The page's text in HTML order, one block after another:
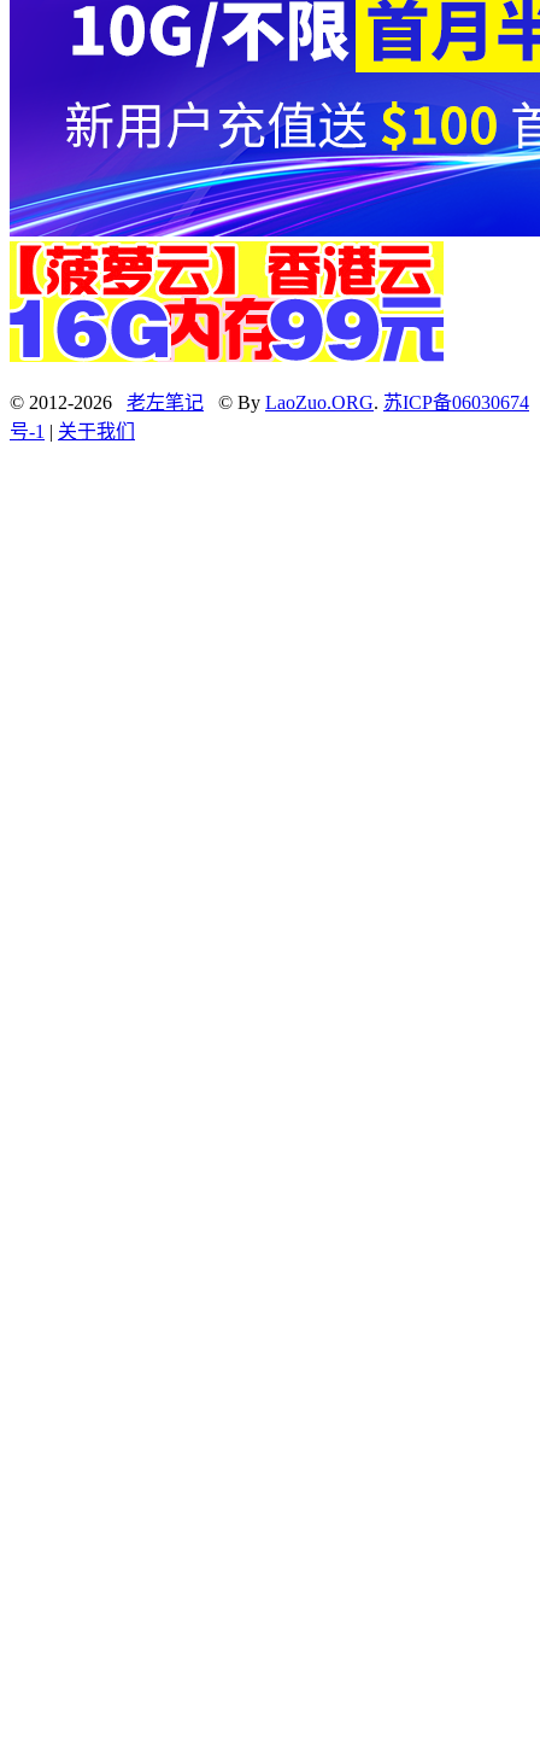
© 2012-2026 老左笔记 © By LaoZuo.ORG. 苏ICP备06030674
号-1 | 关于我们